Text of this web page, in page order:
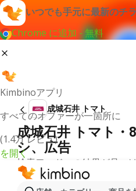
いつでも手元に最新のチ
Chrome に追加 - 無料
Kimbinoアプリ
すべてのオファーが一箇所に
(1.4万 レビュ)
を開く
成城石井 トマト
成城石井 トマト・
シ、広告
検索ワードへの結果が見つ
ショップ 成城石井